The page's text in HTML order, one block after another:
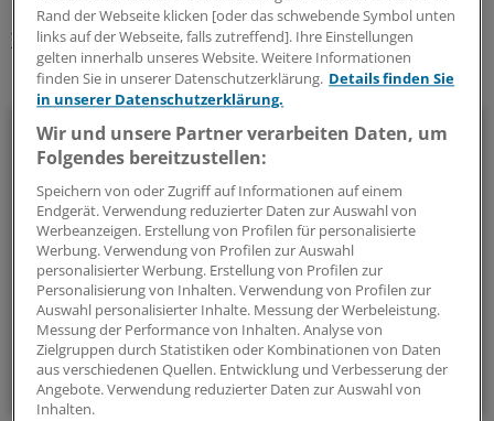
Tarifpolitik Klinik-Management E-Health
Ihr Newsletter zum Thema
Politik & Debatte
Geschehen in der Gesundheitspolitik. Mit Analysen,
Hintergründen und einem Blick auf Themen, die die Agenda
bestimmen.
14-tägig, donnerstags
Zum Abonnieren bitte anmelden
Rand der Webseite klicken [oder das schwebende Symbol unten
links auf der Webseite, falls zutreffend]. Ihre Einstellungen
gelten innerhalb unseres Website. Weitere Informationen
finden Sie in unserer Datenschutzerklärung. Details finden Sie
in unserer Datenschutzerklärung.
Wir und unsere Partner verarbeiten Daten, um
Folgendes bereitzustellen:
Speichern von oder Zugriff auf Informationen auf einem
Endgerät. Verwendung reduzierter Daten zur Auswahl von
Werbeanzeigen. Erstellung von Profilen für personalisierte
Werbung. Verwendung von Profilen zur Auswahl
personalisierter Werbung. Erstellung von Profilen zur
Personalisierung von Inhalten. Verwendung von Profilen zur
Auswahl personalisierter Inhalte. Messung der Werbeleistung.
Messung der Performance von Inhalten. Analyse von
Zielgruppen durch Statistiken oder Kombinationen von Daten
aus verschiedenen Quellen. Entwicklung und Verbesserung der
Angebote. Verwendung reduzierter Daten zur Auswahl von
Inhalten.